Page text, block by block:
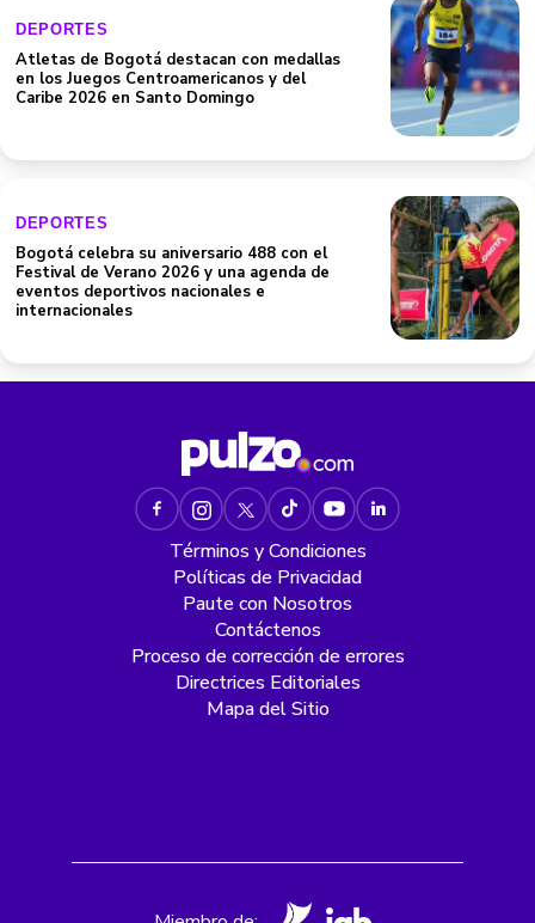
DEPORTES
Atletas de Bogotá destacan con medallas
en los Juegos Centroamericanos y del
Caribe 2026 en Santo Domingo
DEPORTES
Bogotá celebra su aniversario 488 con el
Festival de Verano 2026 y una agenda de
eventos deportivos nacionales e
internacionales
Términos y Condiciones
Políticas de Privacidad
Paute con Nosotros
Contáctenos
Proceso de corrección de errores
Directrices Editoriales
Mapa del Sitio